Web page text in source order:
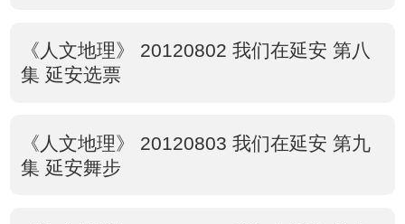
《人文地理》 20120802 我们在延安 第八
集 延安选票
《人文地理》 20120803 我们在延安 第九
集 延安舞步